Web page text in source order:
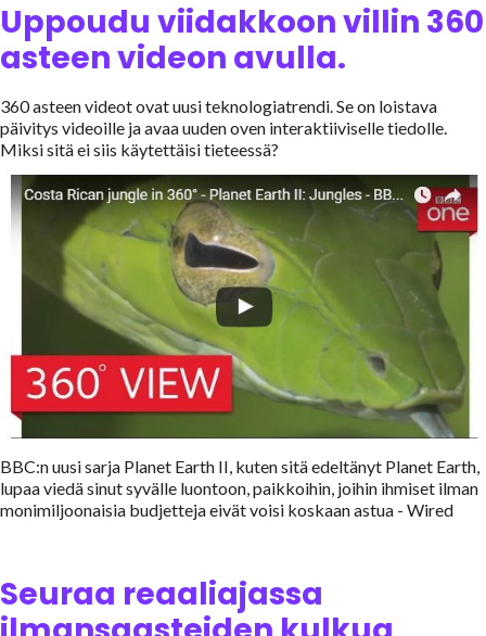
Uppoudu viidakkoon villin 360
asteen videon avulla.
360 asteen videot ovat uusi teknologiatrendi. Se on loistava
päivitys videoille ja avaa uuden oven interaktiiviselle tiedolle.
Miksi sitä ei siis käytettäisi tieteessä?
BBC:n uusi sarja Planet Earth II, kuten sitä edeltänyt Planet Earth,
lupaa viedä sinut syvälle luontoon, paikkoihin, joihin ihmiset ilman
monimiljoonaisia budjetteja eivät voisi koskaan astua - Wired
Seuraa reaaliajassa